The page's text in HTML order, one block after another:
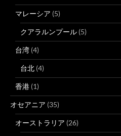
マレーシア (5)
クアラルンプール (5)
台湾 (4)
台北 (4)
香港 (1)
オセアニア (35)
オーストラリア (26)